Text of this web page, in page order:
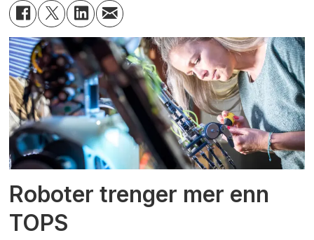
Roboter trenger mer enn
TOPS